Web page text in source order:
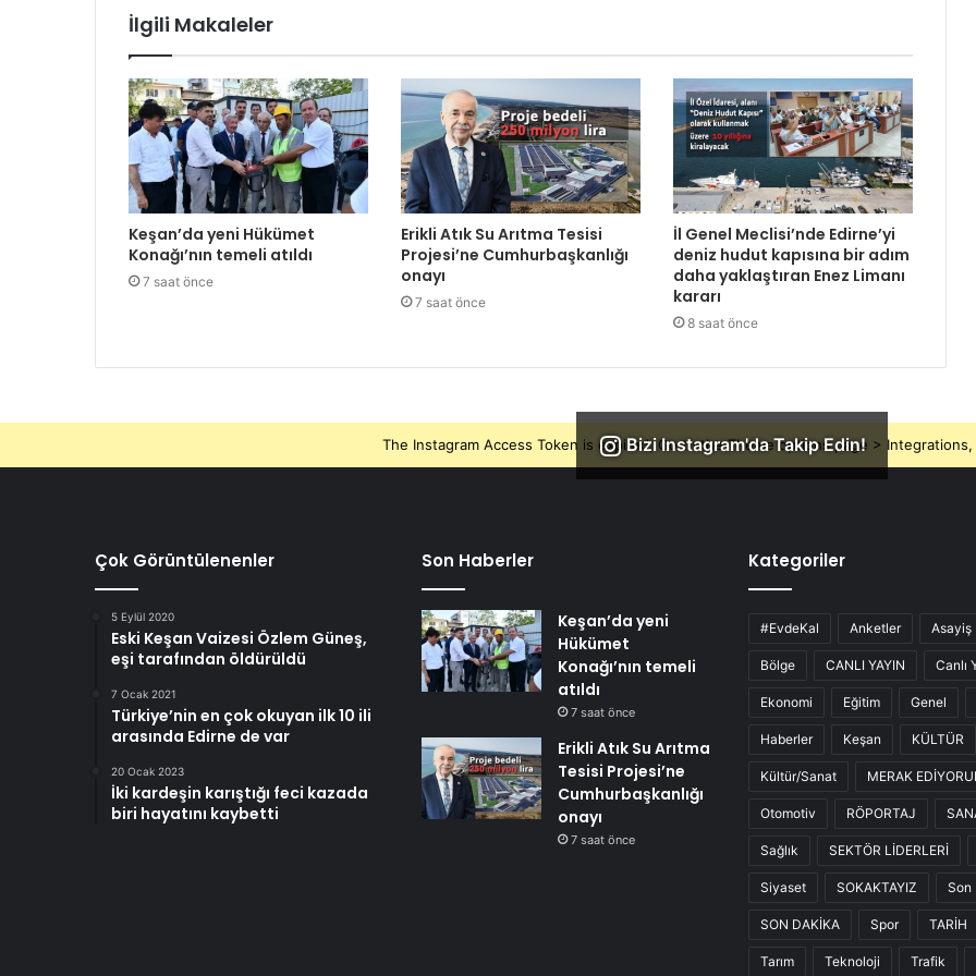
İlgili Makaleler
Keşan’da yeni Hükümet
Konağı’nın temeli atıldı
7 saat önce
Erikli Atık Su Arıtma Tesisi
Projesi’ne Cumhurbaşkanlığı
onayı
7 saat önce
İl Genel Meclisi’nde Edirne’yi
deniz hudut kapısına bir adım
daha yaklaştıran Enez Limanı
kararı
8 saat önce
Bizi Instagram'da Takip Edin!
The Instagram Access Token is expired, Go to the Theme options page >
Çok Görüntülenenler
5 Eylül 2020
Eski Keşan Vaizesi Özlem Güneş,
eşi tarafından öldürüldü
7 Ocak 2021
Türkiye’nin en çok okuyan ilk 10 ili
arasında Edirne de var
20 Ocak 2023
İki kardeşin karıştığı feci kazada
biri hayatını kaybetti
Son Haberler
Keşan’da yeni
Hükümet
Konağı’nın temeli
atıldı
7 saat önce
Erikli Atık Su Arıtma
Tesisi Projesi’ne
Cumhurbaşkanlığı
onayı
7 saat önce
Kategoriler
#EvdeKal Anketler Asayiş
Bölge CANLI YAYIN Canlı
Ekonomi Eğitim Genel
Haberler Keşan KÜLTÜR
Kültür/Sanat MERAK
Otomotiv RÖPORTAJ
Sağlık SEKTÖR LİDERLERİ
Siyaset SOKAKTAYIZ Son
SON DAKİKA Spor TARİH
Tarım Teknoloji Trafik